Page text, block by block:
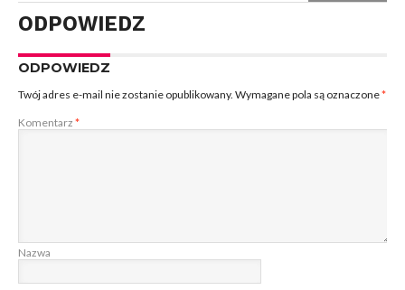
ODPOWIEDZ
ODPOWIEDZ
Twój adres e-mail nie zostanie opublikowany. Wymagane pola są oznaczone*
Komentarz *
Nazwa